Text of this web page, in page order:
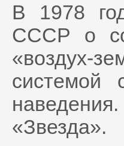
В 1978
СССР о
«воздух-
системой
«Звезда».